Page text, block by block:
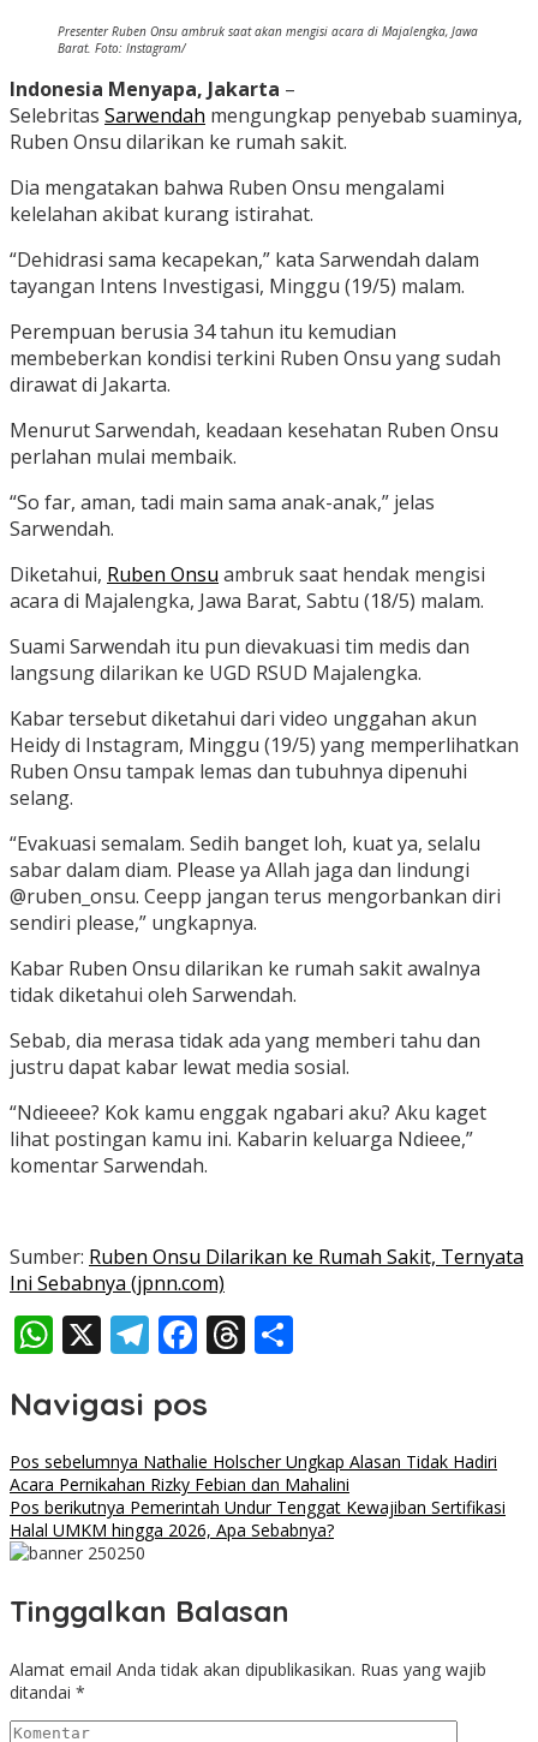
Presenter Ruben Onsu ambruk saat akan mengisi acara di Majalengka, Jawa
Barat. Foto: Instagram/
Indonesia Menyapa, Jakarta –
Selebritas Sarwendah mengungkap penyebab suaminya,
Ruben Onsu dilarikan ke rumah sakit.
Dia mengatakan bahwa Ruben Onsu mengalami
kelelahan akibat kurang istirahat.
“Dehidrasi sama kecapekan,” kata Sarwendah dalam
tayangan Intens Investigasi, Minggu (19/5) malam.
Perempuan berusia 34 tahun itu kemudian
membeberkan kondisi terkini Ruben Onsu yang sudah
dirawat di Jakarta.
Menurut Sarwendah, keadaan kesehatan Ruben Onsu
perlahan mulai membaik.
“So far, aman, tadi main sama anak-anak,” jelas
Sarwendah.
Diketahui, Ruben Onsu ambruk saat hendak mengisi
acara di Majalengka, Jawa Barat, Sabtu (18/5) malam.
Suami Sarwendah itu pun dievakuasi tim medis dan
langsung dilarikan ke UGD RSUD Majalengka.
Kabar tersebut diketahui dari video unggahan akun
Heidy di Instagram, Minggu (19/5) yang memperlihatkan
Ruben Onsu tampak lemas dan tubuhnya dipenuhi
selang.
“Evakuasi semalam. Sedih banget loh, kuat ya, selalu
sabar dalam diam. Please ya Allah jaga dan lindungi
@ruben_onsu. Ceepp jangan terus mengorbankan diri
sendiri please,” ungkapnya.
Kabar Ruben Onsu dilarikan ke rumah sakit awalnya
tidak diketahui oleh Sarwendah.
Sebab, dia merasa tidak ada yang memberi tahu dan
justru dapat kabar lewat media sosial.
“Ndieeee? Kok kamu enggak ngabari aku? Aku kaget
lihat postingan kamu ini. Kabarin keluarga Ndieee,”
komentar Sarwendah.
Sumber: Ruben Onsu Dilarikan ke Rumah Sakit, Ternyata
Ini Sebabnya (jpnn.com)
WhatsApp
X Telegram
Facebook
Threads
Navigasi pos
Pos sebelumnya Nathalie Holscher Ungkap Alasan Tidak Hadiri
Acara Pernikahan Rizky Febian dan Mahalini
Pos berikutnya Pemerintah Undur Tenggat Kewajiban Sertifikasi
Halal UMKM hingga 2026, Apa Sebabnya?
Tinggalkan Balasan
Alamat email Anda tidak akan dipublikasikan. Ruas yang wajib
ditandai *